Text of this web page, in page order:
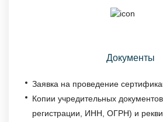
Документы
Заявка на проведение
Копии учредительных
регистрации, ИНН, ОГРН) и